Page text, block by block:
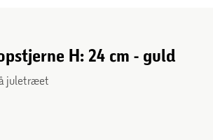
H: 24 cm - guld
juletræet